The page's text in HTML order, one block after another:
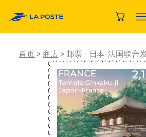
首页 商店 邮票 - 日本-法国联合